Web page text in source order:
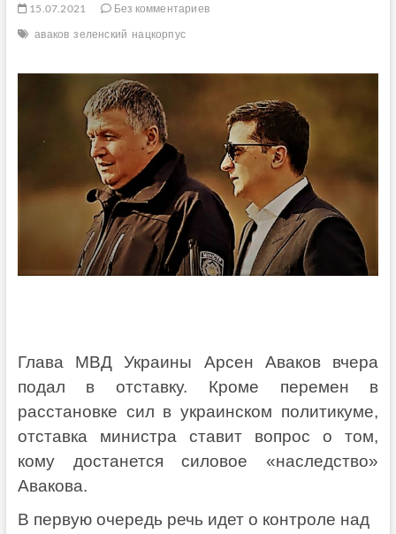
15.07.2021
Без комментариев
аваков зеленский нацкорпус
Глава МВД Украины Арсен Аваков вчера
подал в отставку. Кроме перемен в
расстановке сил в украинском политикуме,
отставка министра ставит вопрос о том,
кому достанется силовое «наследство»
Авакова.
В первую очередь речь идет о контроле над